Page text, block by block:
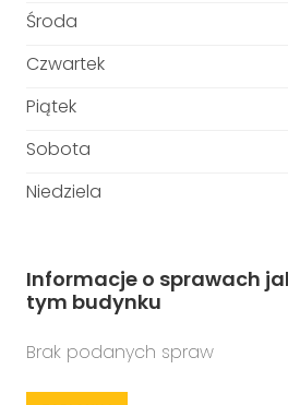
Środa
Czwartek
Piątek
Sobota
Niedziela
Informacje o sprawach
tym budynku
Brak podanych spraw